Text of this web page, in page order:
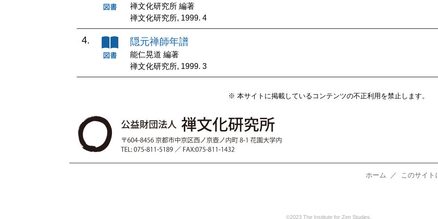
禅文化研究所 編著
禅文化研究所, 1999. 4
4. 隠元禅師年譜
能仁晃道 編著
禅文化研究所, 1999. 3
※ 本サイトに掲載しているコンテンツの不正利用を禁止します。
ホーム ／ このサイト
©2023 The Institute for Zen Studies.